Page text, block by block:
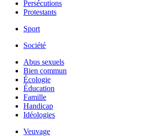
Persécutions
Protestants
Sport
Société
Abus sexuels
Bien commun
Écologie
Éducation
Famille
Handicap
Idéologies
Veuvage